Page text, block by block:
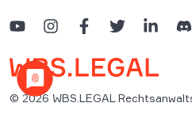
© 2026 WBS.LEGAL